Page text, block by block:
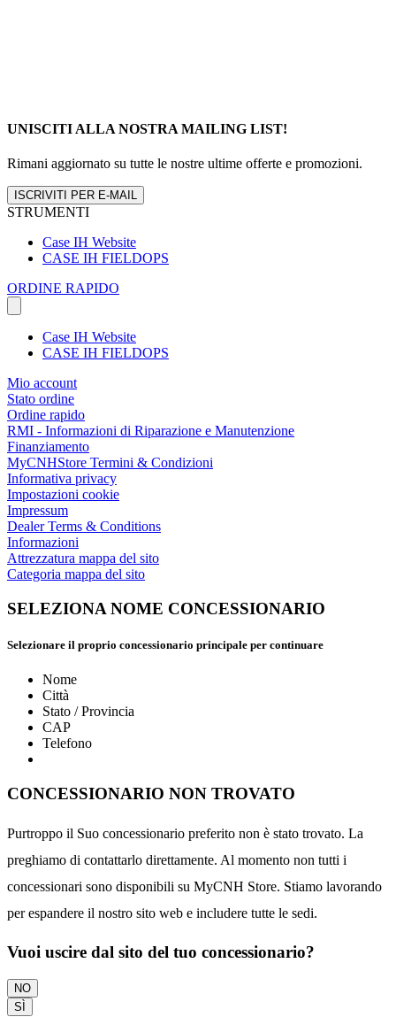
UNISCITI ALLA NOSTRA MAILING LIST!
Rimani aggiornato su tutte le nostre ultime offerte e promozioni.
ISCRIVITI PER E-MAIL
STRUMENTI
Case IH Website
CASE IH FIELDOPS
ORDINE RAPIDO
Case IH Website
CASE IH FIELDOPS
Mio account
Stato ordine
Ordine rapido
RMI - Informazioni di Riparazione e Manutenzione
Finanziamento
MyCNHStore Termini & Condizioni
Informativa privacy
Impostazioni cookie
Impressum
Dealer Terms & Conditions
Informazioni
Attrezzatura mappa del sito
Categoria mappa del sito
SELEZIONA NOME CONCESSIONARIO
Selezionare il proprio concessionario principale per continuare
Nome
Città
Stato / Provincia
CAP
Telefono
CONCESSIONARIO NON TROVATO
Purtroppo il Suo concessionario preferito non è stato trovato. La
preghiamo di contattarlo direttamente. Al momento non tutti i
concessionari sono disponibili su MyCNH Store. Stiamo lavorando
per espandere il nostro sito web e includere tutte le sedi.
Vuoi uscire dal sito del tuo concessionario?
NO
SÌ